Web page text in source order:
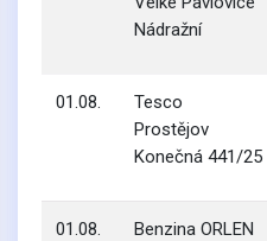
Nádražní
01.08.
Tesco
Prostějov
Konečná 441/25
01.08.
Benzina ORLEN